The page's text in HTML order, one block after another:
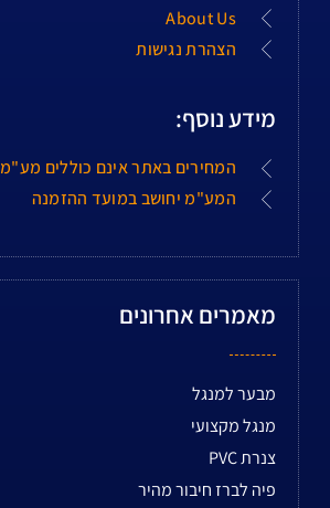
About Us
הצהרת נגישות
מידע נוסף:
המחירים באתר אינם כוללים מע"מ
המע"מ יחושב במועד ההזמנה
מאמרים אחרונים
מבער למנגל
מנגל מקצועי
צנרת PVC
פיה לברז חיבור מהיר